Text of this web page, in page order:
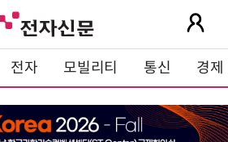
전자 모빌리티 통신 경제